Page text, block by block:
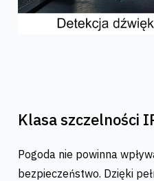
Klasa szczelności
Pogoda nie powinna
bezpieczeństwo. Dzięki